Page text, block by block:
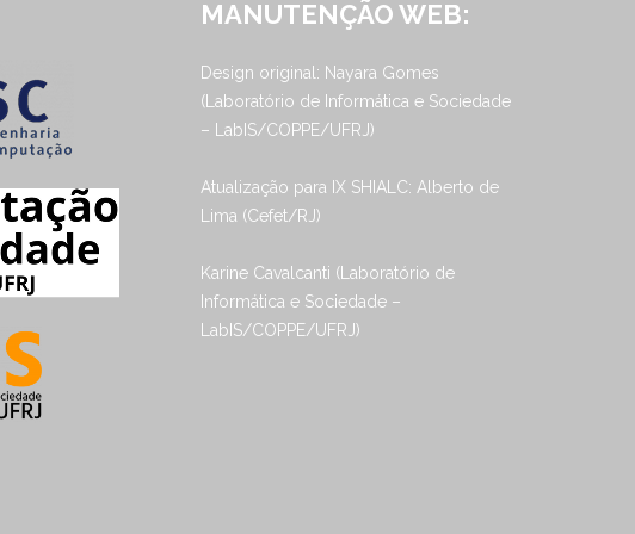
MANUTENÇÃO WEB:
Design original: Nayara Gomes
(Laboratório de Informática e Sociedade
– LabIS/COPPE/UFRJ)
Atualização para IX SHIALC: Alberto de
Lima (Cefet/RJ)
Karine Cavalcanti (Laboratório de
Informática e Sociedade –
LabIS/COPPE/UFRJ)